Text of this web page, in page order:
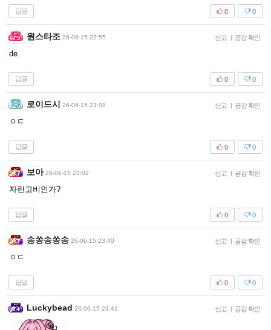
답글 0
0
원스타조 26-06-15 22:55 신고 | 공감 확인
de
답글 0
0
로이드시 26-06-15 23:01 신고 | 공감 확인
ㅇㄷ
답글 0
0
보아 26-06-15 23:02 신고 | 공감 확인
자린고비인가?
답글 0
0
송쏭송쏭송 26-06-15 23:40 신고 | 공감 확인
ㅇㄷ
답글 0
0
Luckybead 26-06-15 23:41 신고 | 공감 확인